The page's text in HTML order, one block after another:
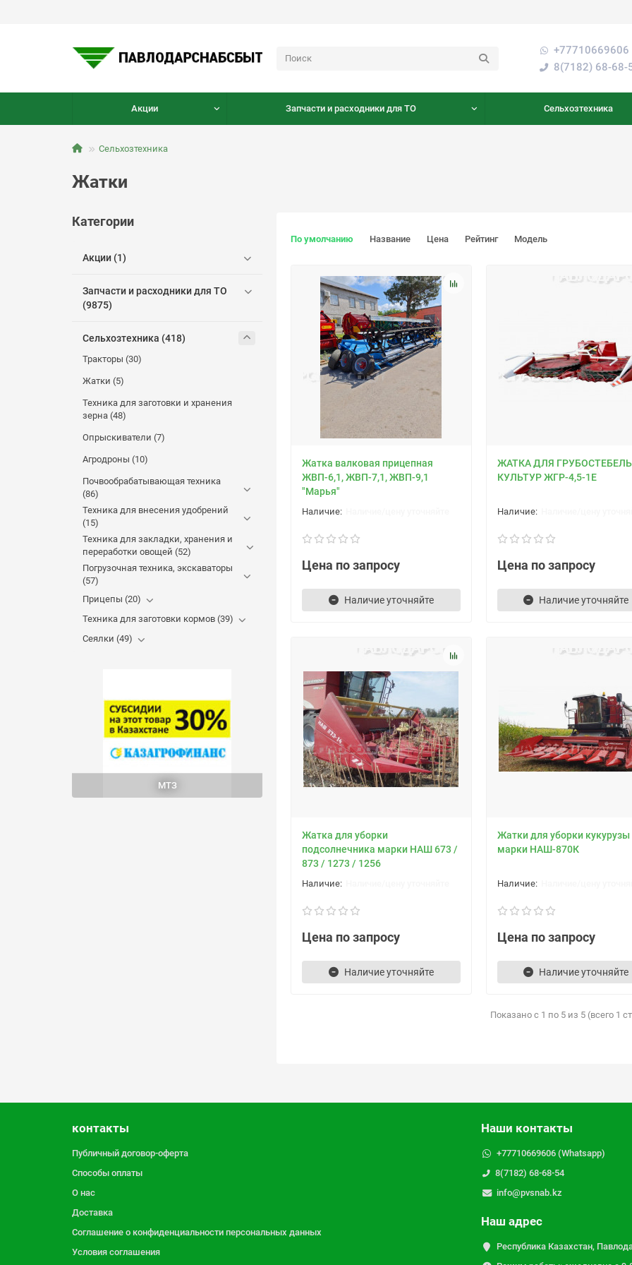
+77710669606
8(7182) 68-68-
Акции Запчасти и расходники для ТО Сельхозтехника
Сельхозтехника
Жатки
Категории
Акции (1)
Запчасти и расходники для ТО
(9875)
Сельхозтехника (418)
Тракторы (30)
Жатки (5)
Техника для заготовки и хранения
зерна (48)
Опрыскиватели (7)
Агродроны (10)
Почвообрабатывающая техника
(86)
Техника для внесения удобрений
(15)
Техника для закладки, хранения и
переработки овощей (52)
Погрузочная техника, экскаваторы
(57)
Прицепы (20)
Техника для заготовки кормов (39)
Сеялки (49)
МТЗ
По умолчанию Название Цена Рейтинг Модель
Жатка валковая прицепная
ЖВП-6,1, ЖВП-7,1, ЖВП-9,1
"Марья"
Цена по запросу
Наличие уточняйте
ЖАТКА ДЛЯ
КУЛЬТУР ЖГР-4,5-1Е
Цена по запросу
Наличие уточняйте
Жатка для уборки
подсолнечника марки НАШ 673 /
873 / 1273 / 1256
Цена по запросу
Наличие уточняйте
Жатки для уборки кукурузы
марки НАШ-870К
Цена по запросу
Наличие уточняйте
Показано с 1 по 5 из 5 (всего 1
контакты
Публичный договор-оферта
Способы оплаты
О нас
Доставка
Соглашение о конфиденциальности персональных данных
Условия соглашения
Наши контакты
+77710669606 (Whatsapp)
8(7182) 68-68-54
info@pvsnab.kz
Наш адрес
Республика Казахстан,